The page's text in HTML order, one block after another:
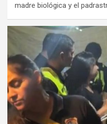
madre biológica y el